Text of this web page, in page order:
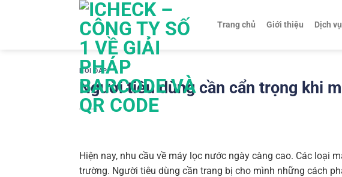
Trang chủ Giới thiệu Dịch vụ
HỎI ĐÁP
Người tiêu dùng cần cẩn trọng khi
Hiện nay, nhu cầu về máy lọc nước ngày càng cao. Các loại
trường. Người tiêu dùng cần trang bị cho mình những cách